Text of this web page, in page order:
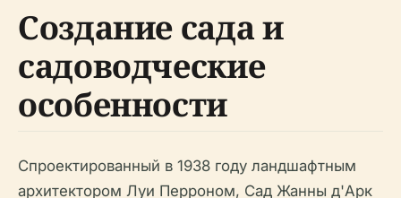
Создание сада и
садоводческие
особенности
Спроектированный в 1938 году ландшафтным
архитектором Луи Перроном, Сад Жанны д'Арк